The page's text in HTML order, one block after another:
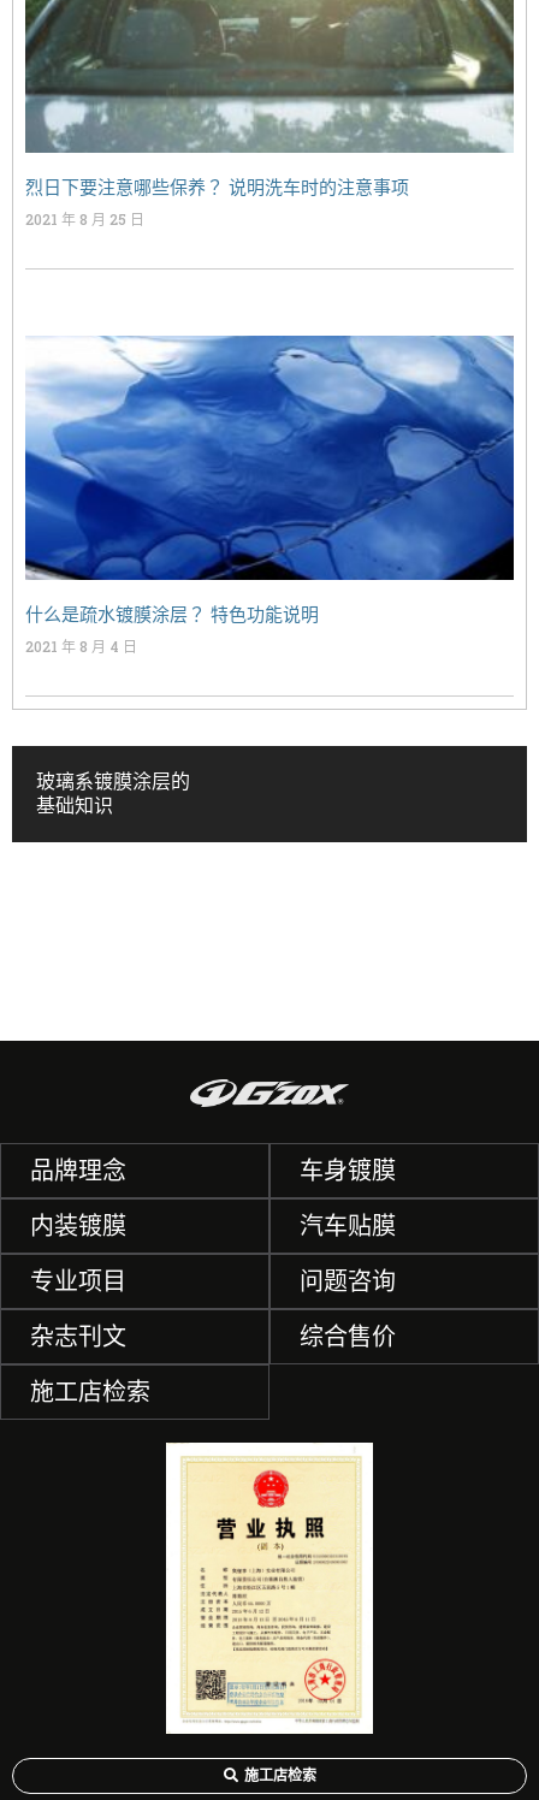
烈日下要注意哪些保养？ 说明洗车时的注意事项
2021 年 8 月 25 日
什么是疏水镀膜涂层？ 特色功能说明
2021 年 8 月 4 日
玻璃系镀膜涂层的
基础知识
品牌理念
内装镀膜
专业项目
杂志刊文
施工店检索
车身镀膜
汽车贴膜
问题咨询
综合售价
施工店检索